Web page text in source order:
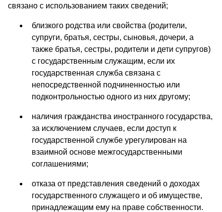
связано с использованием таких сведений;
близкого родства или свойства (родители,
супруги, братья, сестры, сыновья, дочери, а
также братья, сестры, родители и дети супругов)
с государственным служащим, если их
государственная служба связана с
непосредственной подчиненностью или
подконтрольностью одного из них другому;
наличия гражданства иностранного государства,
за исключением случаев, если доступ к
государственной службе урегулирован на
взаимной основе межгосударственными
соглашениями;
отказа от представления сведений о доходах
государственного служащего и об имуществе,
принадлежащим ему на праве собственности.